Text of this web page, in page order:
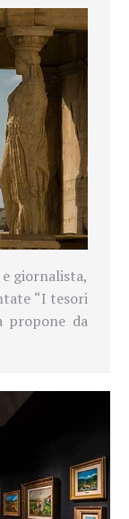
giornalista,
“I tesori
propone da